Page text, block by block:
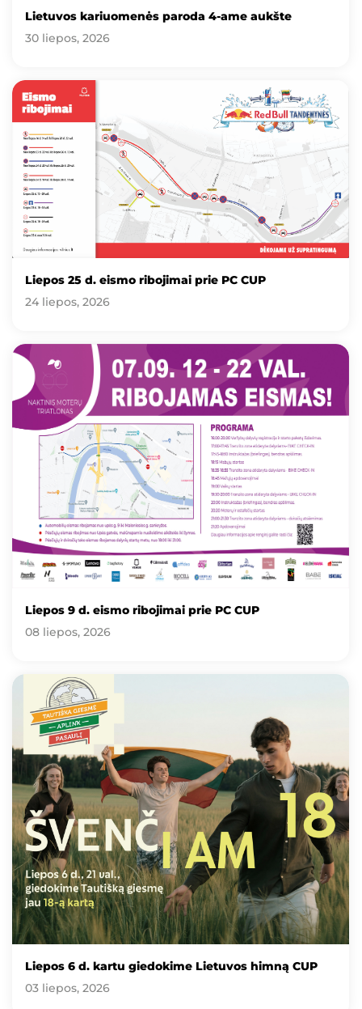
Lietuvos kariuomenės paroda 4-ame aukšte
30 liepos, 2026
Liepos 25 d. eismo ribojimai prie PC CUP
24 liepos, 2026
Liepos 9 d. eismo ribojimai prie PC CUP
08 liepos, 2026
Liepos 6 d. kartu giedokime Lietuvos himną CUP
03 liepos, 2026